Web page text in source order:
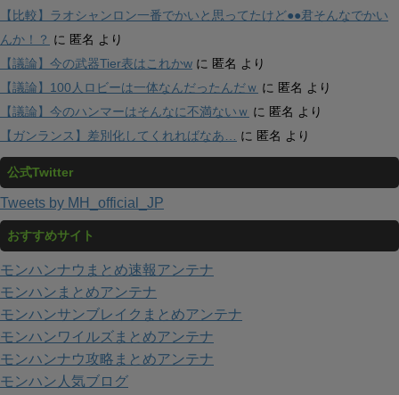
【比較】ラオシャンロン一番でかいと思ってたけど●●君そんなでかい
んか！？ に 匿名 より
【議論】今の武器Tier表はこれかw に 匿名 より
【議論】100人ロビーは一体なんだったんだｗ に 匿名 より
【議論】今のハンマーはそんなに不満ないｗ に 匿名 より
【ガンランス】差別化してくれればなあ…
に 匿名 より
公式Twitter
Tweets by MH_official_JP
おすすめサイト
モンハンナウまとめ速報アンテナ
モンハンまとめアンテナ
モンハンサンブレイクまとめアンテナ
モンハンワイルズまとめアンテナ
モンハンナウ攻略まとめアンテナ
モンハン人気ブログ